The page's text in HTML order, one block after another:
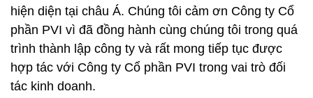
hiện diện tại châu Á. Chúng tôi cảm ơn Công ty Cổ
phần PVI vì đã đồng hành cùng chúng tôi trong quá
trình thành lập công ty và rất mong tiếp tục được
hợp tác với Công ty Cổ phần PVI trong vai trò đối
tác kinh doanh.